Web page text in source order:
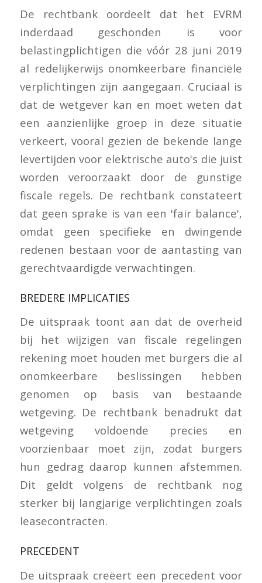
De rechtbank oordeelt dat het EVRM
inderdaad geschonden is voor
belastingplichtigen die vóór 28 juni 2019
al redelijkerwijs onomkeerbare financiële
verplichtingen zijn aangegaan. Cruciaal is
dat de wetgever kan en moet weten dat
een aanzienlijke groep in deze situatie
verkeert, vooral gezien de bekende lange
levertijden voor elektrische auto's die juist
worden veroorzaakt door de gunstige
fiscale regels. De rechtbank constateert
dat geen sprake is van een 'fair balance',
omdat geen specifieke en dwingende
redenen bestaan voor de aantasting van
gerechtvaardigde verwachtingen.
BREDERE IMPLICATIES
De uitspraak toont aan dat de overheid
bij het wijzigen van fiscale regelingen
rekening moet houden met burgers die al
onomkeerbare beslissingen hebben
genomen op basis van bestaande
wetgeving. De rechtbank benadrukt dat
wetgeving voldoende precies en
voorzienbaar moet zijn, zodat burgers
hun gedrag daarop kunnen afstemmen.
Dit geldt volgens de rechtbank nog
sterker bij langjarige verplichtingen zoals
leasecontracten.
PRECEDENT
De uitspraak creëert een precedent voor